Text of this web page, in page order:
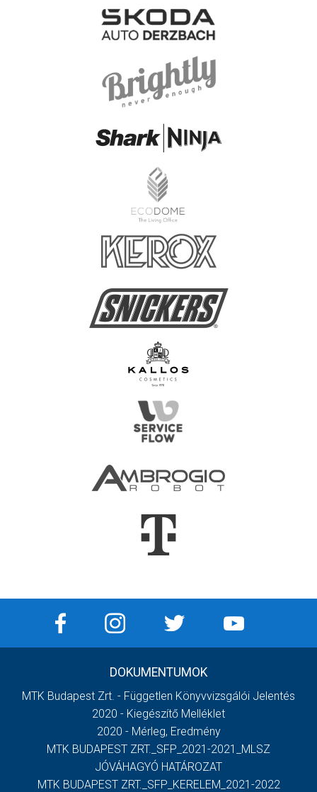
DOKUMENTUMOK
MTK Budapest Zrt. - Független Könyvvizsgálói Jelentés
2020 - Kiegészítő Melléklet
2020 - Mérleg, Eredmény
MTK BUDAPEST ZRT._SFP_2021-2021_MLSZ
JÓVÁHAGYÓ HATÁROZAT
MTK BUDAPEST ZRT._SFP_KERELEM_2021-2022